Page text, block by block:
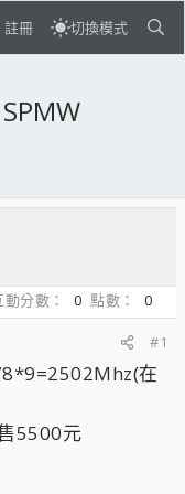
註冊 切換模式
動分數 0 點數
0
#1
在
5500元